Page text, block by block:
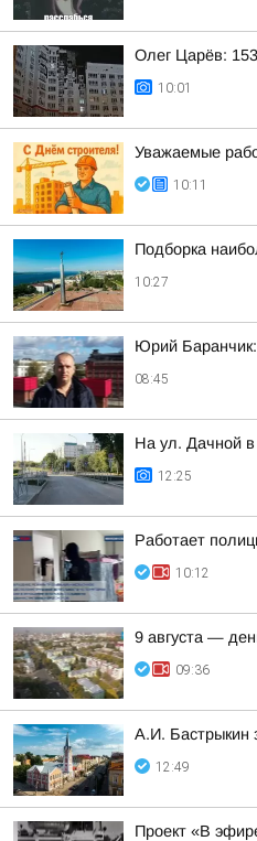
Олег Царёв:
10:01
Уважаемые
10:11
Подборка
10:27
Юрий
08:45
На ул. Дачной
12:25
Работает
10:12
9 августа —
09:36
А.И. Бастрыкин
12:49
Проект «В